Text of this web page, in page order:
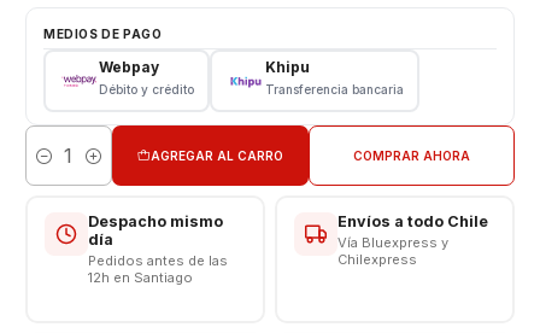
Capacidad: 3300 mAh
Somos VENTAS ELECTRONICAS
MEDIOS DE PAGO
Webpay
Débito y crédito
Khipu
Transferencia bancaria
Cantidad
AGREGAR AL CARRO COMPRAR AHORA
Despacho mismo
día
Pedidos antes de las
12h en Santiago
Envíos a todo Chile
Vía Bluexpress y
Chilexpress